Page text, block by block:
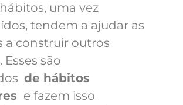
uma vez
tendem a ajudar as
a construir outros
são
de hábitos
e fazem isso